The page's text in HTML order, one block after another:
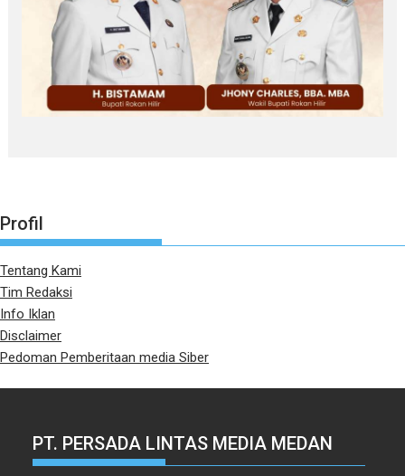
Profil
Tentang Kami
Tim Redaksi
Info Iklan
Disclaimer
Pedoman Pemberitaan media Siber
PT. PERSADA LINTAS MEDIA MEDAN